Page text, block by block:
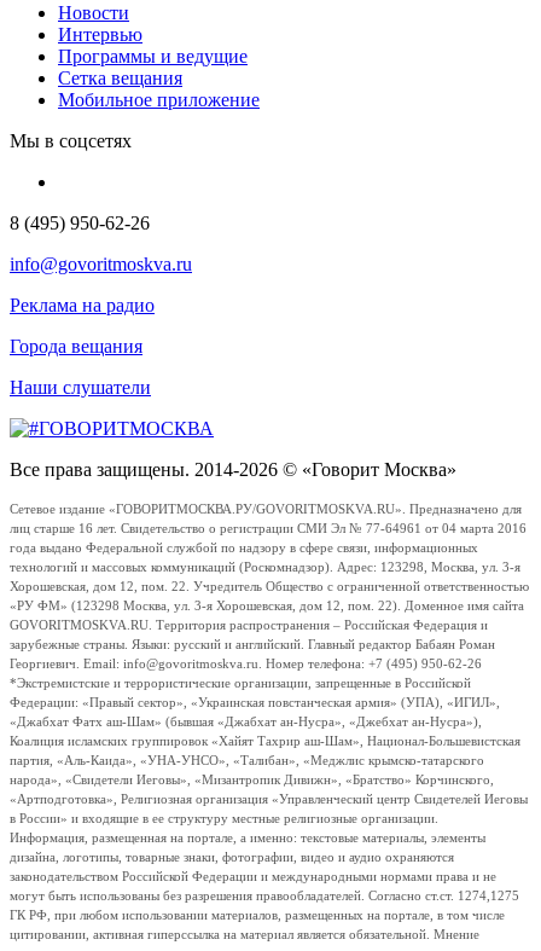
Новости
Интервью
Программы и ведущие
Сетка вещания
Мобильное приложение
Мы в соцсетях
8 (495) 950-62-26
info@govoritmoskva.ru
Реклама на радио
Города вещания
Наши слушатели
Все права защищены. 2014-2026 © «Говорит Москва»
Сетевое издание «ГОВОРИТМОСКВА.РУ/GOVORITMOSKVA.RU». Предназначено для
лиц старше 16 лет. Свидетельство о регистрации СМИ Эл № 77-64961 от 04 марта 2016
года выдано Федеральной службой по надзору в сфере связи, информационных
технологий и массовых коммуникаций (Роскомнадзор). Адрес: 123298, Москва, ул. 3-я
Хорошевская, дом 12, пом. 22. Учредитель Общество с ограниченной ответственностью
«РУ ФМ» (123298 Москва, ул. 3-я Хорошевская, дом 12, пом. 22). Доменное имя сайта
GOVORITMOSKVA.RU. Территория распространения – Российская Федерация и
зарубежные страны. Языки: русский и английский. Главный редактор Бабаян Роман
Георгиевич. Email: info@govoritmoskva.ru. Номер телефона: +7 (495) 950-62-26
*Экстремистские и террористические организации, запрещенные в Российской
Федерации: «Правый сектор», «Украинская повстанческая армия» (УПА), «ИГИЛ»,
«Джабхат Фатх аш-Шам» (бывшая «Джабхат ан-Нусра», «Джебхат ан-Нусра»),
Коалиция исламских группировок «Хайят Тахрир аш-Шам», Национал-Большевистская
партия, «Аль-Каида», «УНА-УНСО», «Талибан», «Меджлис крымско-татарского
народа», «Свидетели Иеговы», «Мизантропик Дивижн», «Братство» Корчинского,
«Артподготовка», Религиозная организация «Управленческий центр Свидетелей Иеговы
в России» и входящие в ее структуру местные религиозные организации.
Информация, размещенная на портале, а именно: текстовые материалы, элементы
дизайна, логотипы, товарные знаки, фотографии, видео и аудио охраняются
законодательством Российской Федерации и международными нормами права и не
могут быть использованы без разрешения правообладателей. Согласно ст.ст. 1274,1275
ГК РФ, при любом использовании материалов, размещенных на портале, в том числе
цитировании, активная гиперссылка на материал является обязательной. Мнение